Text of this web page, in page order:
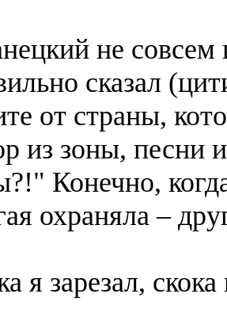
не совсем
сказал
от страны,
из зоны, песни
Конечно,
охраняла –
я зарезал,